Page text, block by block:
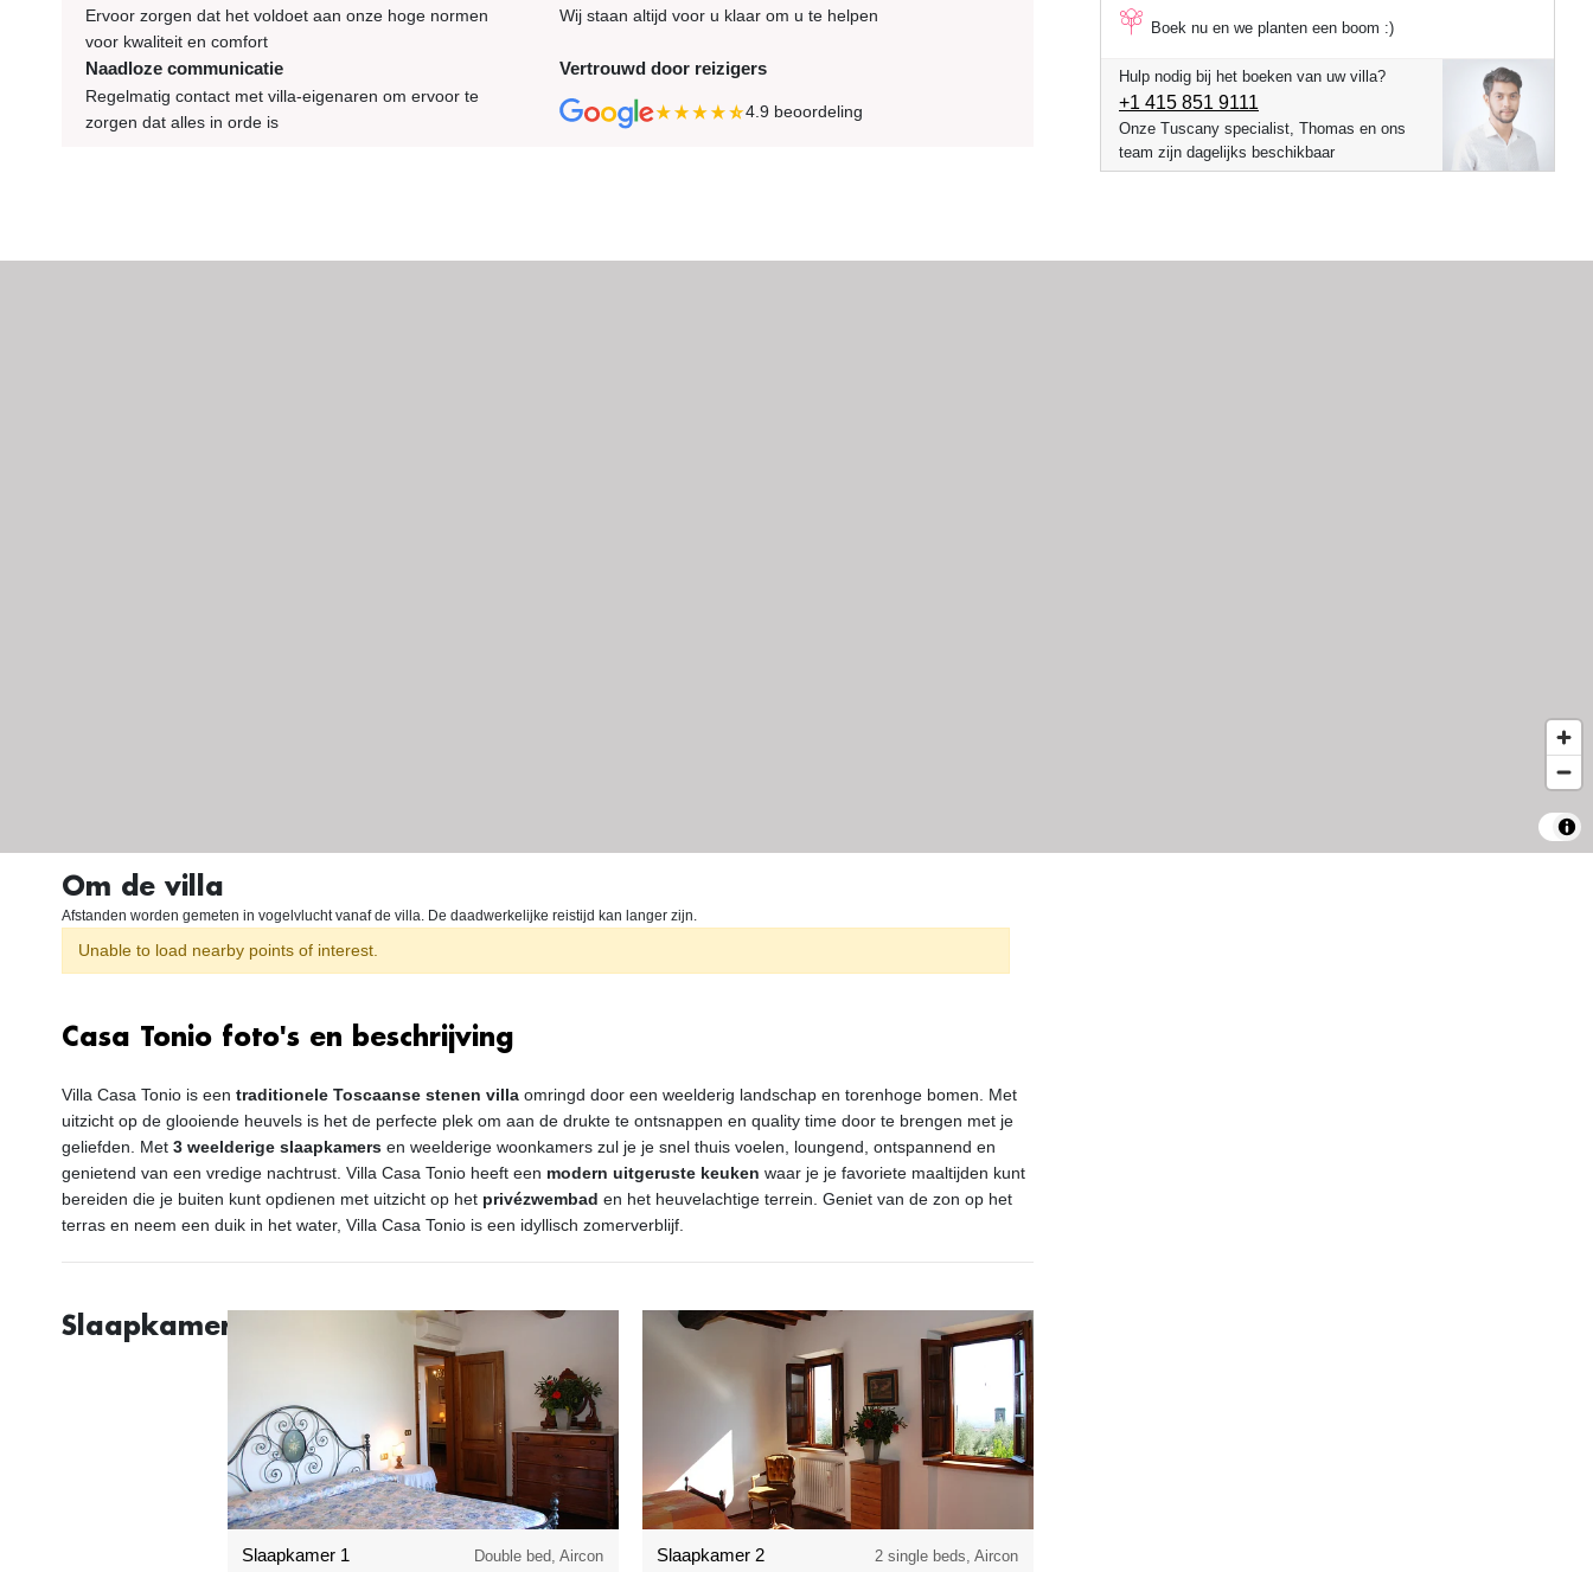
Boek nu en we planten een boom :)
Hulp nodig bij het boeken van uw villa?
+1 ​415 851 9111
Onze Tuscany specialist, Thomas en ons
team zijn dagelijks beschikbaar
Ervoor zorgen dat het voldoet aan onze hoge normen
voor kwaliteit en comfort
Wij staan altijd voor u klaar om u te helpen
Naadloze communicatie
Regelmatig contact met villa-eigenaren om ervoor te
zorgen dat alles in orde is
Vertrouwd door reizigers
4.9 beoordeling
Om de villa
Afstanden worden gemeten in vogelvlucht vanaf de villa. De daadwerkelijke reistijd kan langer zijn.
Unable to load nearby points of interest.
Casa Tonio foto's en beschrijving
Villa Casa Tonio is een traditionele Toscaanse stenen villa omringd door een weelderig landschap en torenhoge bomen. Met
uitzicht op de glooiende heuvels is het de perfecte plek om aan de drukte te ontsnappen en quality time door te brengen met je
geliefden. Met 3 weelderige slaapkamers en weelderige woonkamers zul je je snel thuis voelen, loungend, ontspannend en
genietend van een vredige nachtrust. Villa Casa Tonio heeft een modern uitgeruste keuken waar je je favoriete maaltijden kunt
bereiden die je buiten kunt opdienen met uitzicht op het privézwembad en het heuvelachtige terrein. Geniet van de zon op het
terras en neem een duik in het water, Villa Casa Tonio is een idyllisch zomerverblijf.
Slaapkamers
Slaapkamer 1 Double bed, Aircon Slaapkamer 2 2 single beds, Aircon